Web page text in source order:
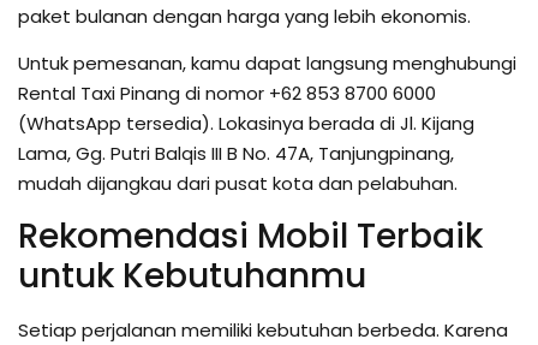
paket bulanan dengan harga yang lebih ekonomis.
Untuk pemesanan, kamu dapat langsung menghubungi
Rental Taxi Pinang di nomor +62 853 8700 6000
(WhatsApp tersedia). Lokasinya berada di Jl. Kijang
Lama, Gg. Putri Balqis III B No. 47A, Tanjungpinang,
mudah dijangkau dari pusat kota dan pelabuhan.
Rekomendasi Mobil Terbaik
untuk Kebutuhanmu
Setiap perjalanan memiliki kebutuhan berbeda. Karena